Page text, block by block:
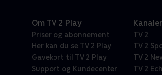
Om TV 2 Play
Priser og abonnement
Her kan du se TV 2 Play
Gavekort til TV 2 Play
Support og Kundecenter
Kanaler
TV 2
TV 2
TV 2
TV 2